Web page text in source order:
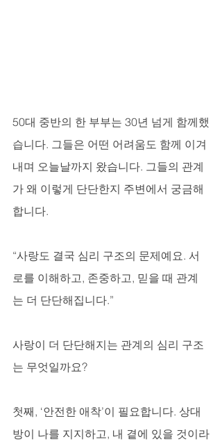
50대 중반의 한 부부는 30년 넘게 함께했
습니다. 그들은 어떤 어려움도 함께 이겨
내며 오늘날까지 왔습니다. 그들의 관계
가 왜 이렇게 단단한지 주변에서 궁금해
합니다.
“사랑도 결국 심리 구조의 문제예요. 서
로를 이해하고, 존중하고, 믿을 때 관계
는 더 단단해집니다.”
사랑이 더 단단해지는 관계의 심리 구조
는 무엇일까요?
첫째, ‘안전한 애착’이 필요합니다. 상대
방이 나를 지지하고, 내 곁에 있을 것이라